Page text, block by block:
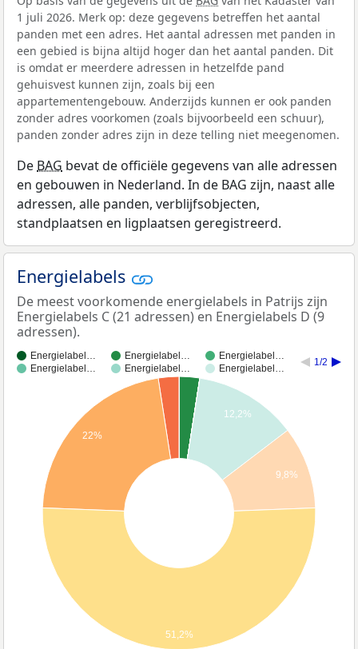
1 juli 2026. Merk op: deze gegevens betreffen het aantal
panden met een adres. Het aantal adressen met panden in
een gebied is bijna altijd hoger dan het aantal panden. Dit
is omdat er meerdere adressen in hetzelfde pand
gehuisvest kunnen zijn, zoals bij een
appartementengebouw. Anderzijds kunnen er ook panden
zonder adres voorkomen (zoals bijvoorbeeld een schuur),
panden zonder adres zijn in deze telling niet meegenomen.
De BAG bevat de officiële gegevens van alle adressen
en gebouwen in Nederland. In de BAG zijn, naast alle
adressen, alle panden, verblijfsobjecten,
standplaatsen en ligplaatsen geregistreerd.
Energielabels
De meest voorkomende energielabels in Patrijs zijn
Energielabels C (21 adressen) en Energielabels D (9
adressen).
Energielabel… Energielabel…
Energielabel…
Energielabel…
Energielabel… Energielabel…
1/2
12,2%
9,8%
22%
51,2%